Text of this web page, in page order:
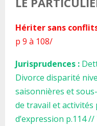
Hériter sans
p 9 à 108/
Jurisprudences :
Divorce disparité
saisonnières et
de travail et activités
d’expression p.114